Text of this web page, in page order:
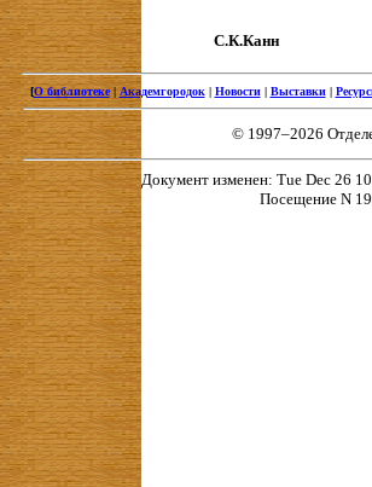
С.К.Канн
[О библиотеке|Академгородок| Новости| Выставки|
© 1997–2026
Документ изменен: Tue Dec 26
Посещение N